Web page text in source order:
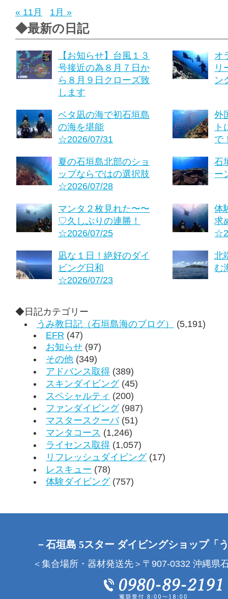
« 11月 1月 »
◆最新の日記
【お知らせ】台風１３
号接近の為８月７日か
ら８月９日クローズ致
します
オ
リ
ン
ベタ凪の海で初石垣島
の海を堪能
☆2026/07/31
外
ト
で
夏の石垣島北部のショ
ップならではの選択肢
☆2026/07/28
石
ー
マンタ２枚見れた〜〜
♡久しぶりの連勝！
☆2026/07/25
体
求
凪な１日！絶好のダイ
ビング日和
☆2026/07/23
北
む
◆日記カテゴリー
うみ教日記（石垣島海のブログ）
(5,191)
EFR (47)
お知らせ (97)
その他 (349)
アドバンス取得 (389)
スキンダイビング(45)
スペシャルティ (200)
ファンダイビング(987)
マスタースクーバ(51)
マンタコース (1,246)
ライセンス取得 (1,057)
リフレッシュダイビング(17)
レスキュー (78)
体験ダイビング(757)
－石垣島 5スター ダイビングショップ「
＜集合場所・器材発送先＞〒907-0332 沖縄県